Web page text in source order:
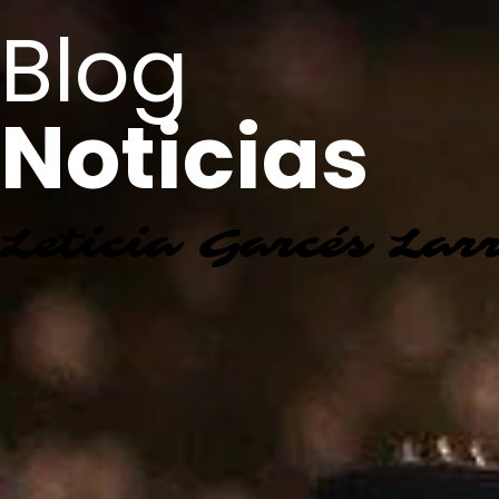
Blog
Noticias
Leticia Garcés